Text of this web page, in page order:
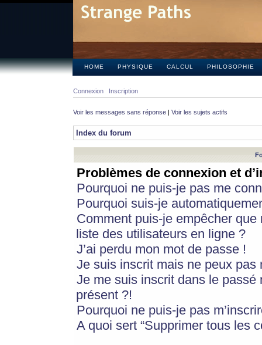
HOME PHYSIQUE CALCUL PHILOSOPHIE
Connexion Inscription
Voir les messages sans réponse | Voir les sujets actifs
Index du forum
Problèmes de connexion et
Pourquoi ne puis-je pas me
Pourquoi suis-je
Comment puis-je empêcher
liste des utilisateurs en ligne ?
J’ai perdu mon mot de passe !
Je suis inscrit mais ne peux pas
Je me suis inscrit dans le
présent ?!
Pourquoi ne puis-je pas
A quoi sert “Supprimer tous les